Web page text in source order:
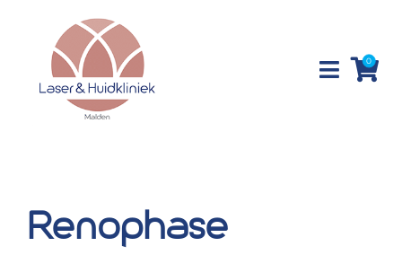
Toggle
Tarieven
0
Renophase